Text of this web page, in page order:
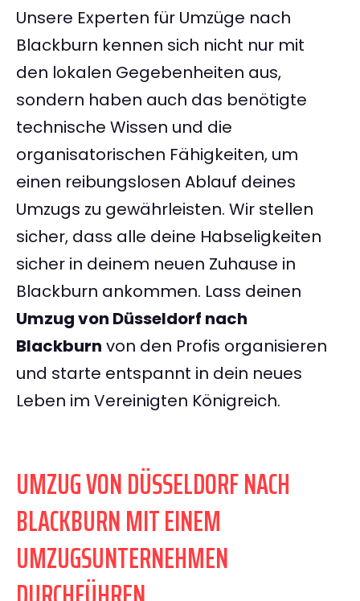
Unsere Experten für Umzüge nach
Blackburn kennen sich nicht nur mit
den lokalen Gegebenheiten aus,
sondern haben auch das benötigte
technische Wissen und die
organisatorischen Fähigkeiten, um
einen reibungslosen Ablauf deines
Umzugs zu gewährleisten. Wir stellen
sicher, dass alle deine Habseligkeiten
sicher in deinem neuen Zuhause in
Blackburn ankommen. Lass deinen
Umzug von Düsseldorf nach
Blackburn von den Profis organisieren
und starte entspannt in dein neues
Leben im Vereinigten Königreich.
UMZUG VON DÜSSELDORF NACH
BLACKBURN MIT EINEM
UMZUGSUNTERNEHMEN